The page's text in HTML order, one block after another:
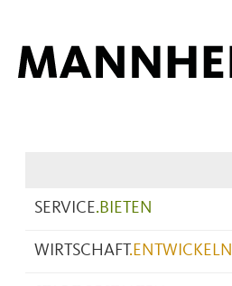
SERVICE.BIETEN
WIRTSCHAFT.ENTWICKELN